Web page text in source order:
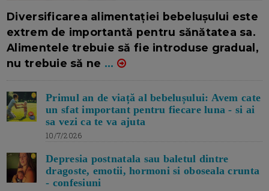
Diversificarea alimentației bebelușului este
extrem de importantă pentru sănătatea sa.
Alimentele trebuie să fie introduse gradual,
nu trebuie să ne ...
Primul an de viață al bebelușului: Avem cate
un sfat important pentru fiecare luna - si ai
sa vezi ca te va ajuta
10/7/2026
Depresia postnatala sau baletul dintre
dragoste, emotii, hormoni si oboseala crunta
- confesiuni